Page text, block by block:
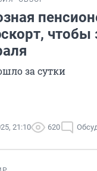
за сутки
21:10 620